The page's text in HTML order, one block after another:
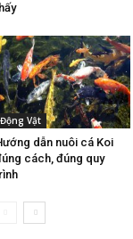
Động Vật
dẫn nuôi cá Koi
cách, đúng quy